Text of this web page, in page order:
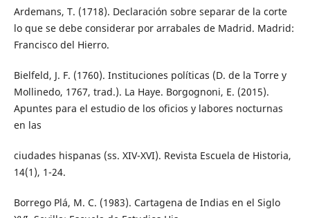
Ardemans, T. (1718). Declaración sobre separar de la corte
lo que se debe considerar por arrabales de Madrid. Madrid:
Francisco del Hierro.
Bielfeld, J. F. (1760). Instituciones políticas (D. de la Torre y
Mollinedo, 1767, trad.). La Haye. Borgognoni, E. (2015).
Apuntes para el estudio de los oficios y labores nocturnas
en las
ciudades hispanas (ss. XIV-XVI). Revista Escuela de Historia,
14(1), 1-24.
Borrego Plá, M. C. (1983). Cartagena de Indias en el Siglo